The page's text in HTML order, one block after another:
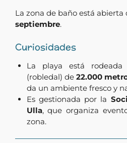
La zona de baño está abierta
septiembre.
Curiosidades
La playa está
(robledal) de 22.000
da un ambiente fresco y
Es gestionada por la
Ulla, que organiza
zona.